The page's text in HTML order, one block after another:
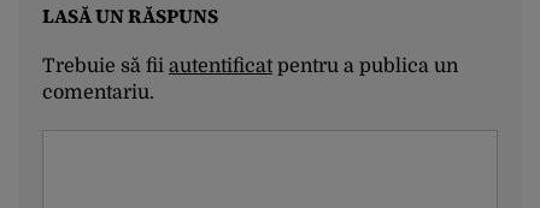
LASĂ UN RĂSPUNS
Trebuie să fii autentificatpentru a publica un
comentariu.